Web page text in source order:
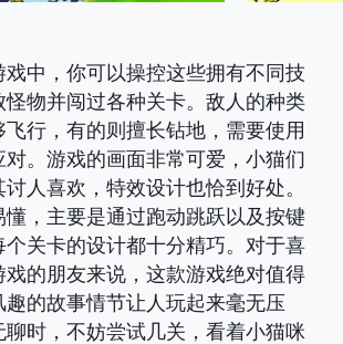
戏中，你可以操控这些拥有不同技
物并闯过各种关卡。敌人的种类
行，有的则擅长钻地，需要使用
。游戏的画面非常可爱，小猫们
人喜欢，特效设计也恰到好处。
，主要是通过跑动跳跃以及按键
关卡的设计都十分精巧。对于喜
戏的朋友来说，这款游戏绝对值得
的故事情节让人玩起来毫无压
聊时，不妨尝试几关，看着小猫咪